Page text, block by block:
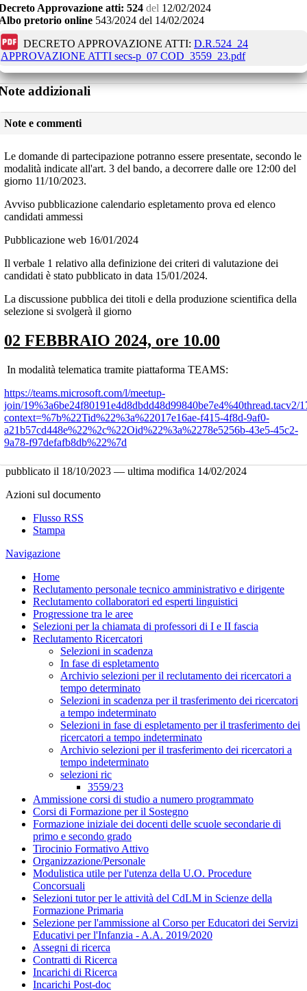
Approvazione atti: 524 del 12/02/2024
pretorio online 543/2024 del 14/02/2024
DECRETO APPROVAZIONE ATTI: D.R.524_24
APPROVAZIONE ATTI secs-p_07 COD_3559_23.pdf
addizionali
Note e commenti
Le domande di partecipazione potranno essere presentate, secondo le
modalità indicate all'art. 3 del bando, a decorrere dalle ore 12:00 del
giorno 11/10/2023.
Avviso pubblicazione calendario espletamento prova ed elenco
candidati ammessi
Pubblicazione web 16/01/2024
Il verbale 1 relativo alla definizione dei criteri di valutazione dei
candidati è stato pubblicato in data 15/01/2024.
La discussione pubblica dei titoli e della produzione scientifica della
selezione si svolgerà il giorno
02 FEBBRAIO 2024, ore 10.00
In modalità telematica tramite piattaforma TEAMS:
https://teams.microsoft.com/l/meetup-
join/19%3a6be24f80191e4d8dbdd48d99840be7e4%40thread.tacv2/
context=%7b%22Tid%22%3a%22017e16ae-f415-4f8d-9af0-
a21b57cd448e%22%2c%22Oid%22%3a%2278e5256b-43e5-45c2-
9a78-f97defafb8db%22%7d
pubblicato il 18/10/2023 — ultima modifica 14/02/2024
Azioni sul documento
Flusso RSS
Stampa
Navigazione
Home
Reclutamento personale tecnico amministrativo e dirigente
Reclutamento collaboratori ed esperti linguistici
Progressione tra le aree
Selezioni per la chiamata di professori di I e II fascia
Reclutamento Ricercatori
Selezioni in scadenza
In fase di espletamento
Archivio selezioni per il reclutamento dei ricercatori a
tempo determinato
Selezioni in scadenza per il trasferimento dei ricercatori
a tempo indeterminato
Selezioni in fase di espletamento per il trasferimento dei
ricercatori a tempo indeterminato
Archivio selezioni per il trasferimento dei ricercatori a
tempo indeterminato
selezioni ric
3559/23
Ammissione corsi di studio a numero programmato
Corsi di Formazione per il Sostegno
Formazione iniziale dei docenti delle scuole secondarie di
primo e secondo grado
Tirocinio Formativo Attivo
Organizzazione/Personale
Modulistica utile per l'utenza della U.O. Procedure
Concorsuali
Selezioni tutor per le attività del CdLM in Scienze della
Formazione Primaria
Selezione per l'ammissione al Corso per Educatori dei Servizi
Educativi per l'Infanzia - A.A. 2019/2020
Assegni di ricerca
Contratti di Ricerca
Incarichi di Ricerca
Incarichi Post-doc